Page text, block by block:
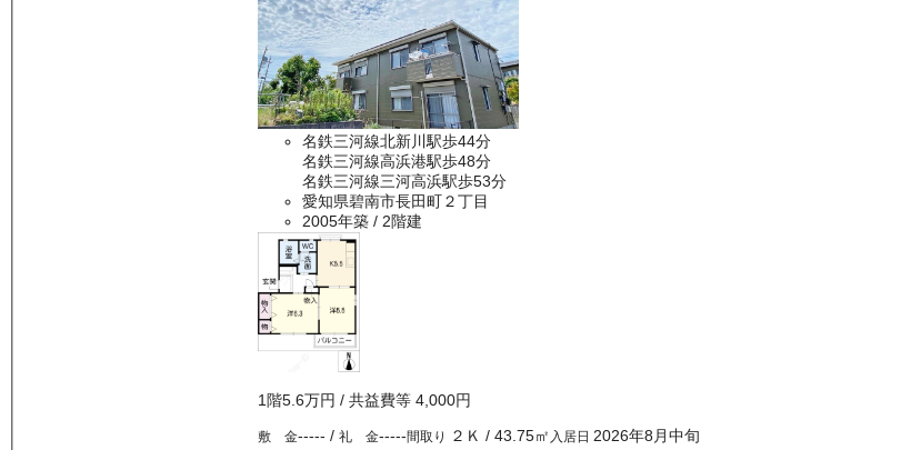
名鉄三河線北新川駅歩44分
名鉄三河線高浜港駅歩48分
名鉄三河線三河高浜駅歩53分
愛知県碧南市長田町２丁目
2005年築 / 2階建
1階5.6万円 / 共益費等 4,000円
敷 金----- / 礼 金-----間取り ２Ｋ / 43.75㎡ 入居日 2026年8月中旬